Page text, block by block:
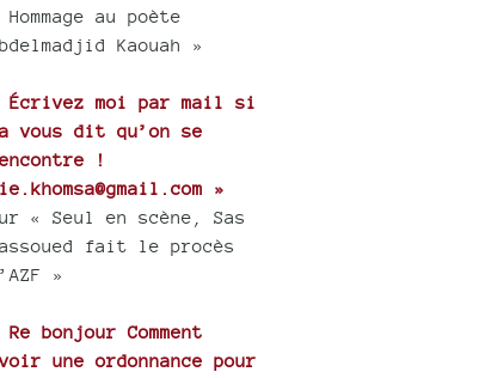
Hommage au poète
Kaouah »
Écrivez moi par mail si
vous dit qu’on se
!
»
« Seul en scène, Sas
fait le procès
»
Re bonjour Comment
une ordonnance pour